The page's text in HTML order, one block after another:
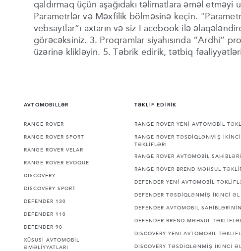
qaldırmaq üçün aşağıdakı təlimatlara əməl etməyi
Parametrlər və Məxfilik bölməsinə keçin.
vebsaytlar”ı axtarın və siz Facebook ilə
görəcəksiniz. 3. Proqramlar siyahısında “Ardhi”
üzərinə klikləyin. 5. Təbrik edirik, tətbiq
AVTOMOBILLƏR
RANGE ROVER
RANGE ROVER SPORT
RANGE ROVER VELAR
RANGE ROVER EVOQUE
DISCOVERY
DISCOVERY SPORT
DEFENDER 130
DEFENDER 110
DEFENDER 90
XÜSUSİ AVTOMOBİL
ƏMƏLİYYATLARI
TƏKLİF EDİRİK
RANGE ROVER YENİ AVTOMOBİL
RANGE ROVER TƏSDİQLƏNMİŞ
TƏKLİFLƏRİ
RANGE ROVER AVTOMOBİL
RANGE ROVER BREND MƏHSUL
DEFENDER YENİ AVTOMOBİL
DEFENDER TƏSDİQLƏNMİŞ İKİNCİ
DEFENDER AVTOMOBİL
DEFENDER BREND MƏHSUL
DISCOVERY YENİ AVTOMOBİL
DISCOVERY TƏSDİQLƏNMİŞ İKİNCİ